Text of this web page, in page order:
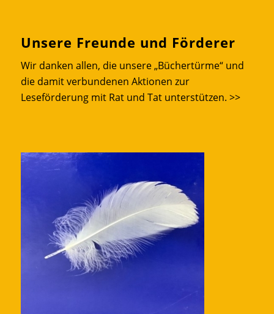
Unsere Freunde und Förderer
Wir danken allen, die unsere „Büchertürme“ und
die damit verbundenen Aktionen zur
Leseförderung mit Rat und Tat unterstützen. >>